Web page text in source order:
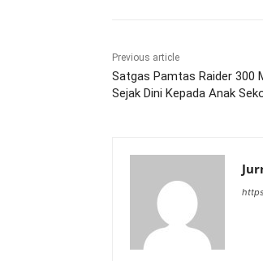
Previous article
Satgas Pamtas Raider 300
Sejak Dini Kepada Anak